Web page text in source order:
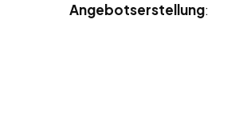
Angebotserstellung: